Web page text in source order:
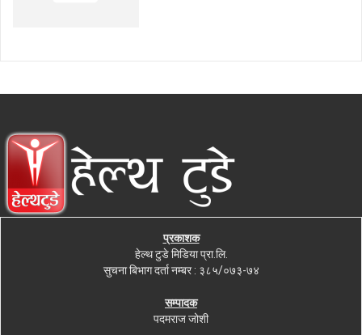
प्रकाशक
हेल्थ टुडे मिडिया प्रा.लि.
सुचना बिभाग दर्ता नम्बर : ३८५/०७३-७४
सम्पादक
पदमराज जोशी